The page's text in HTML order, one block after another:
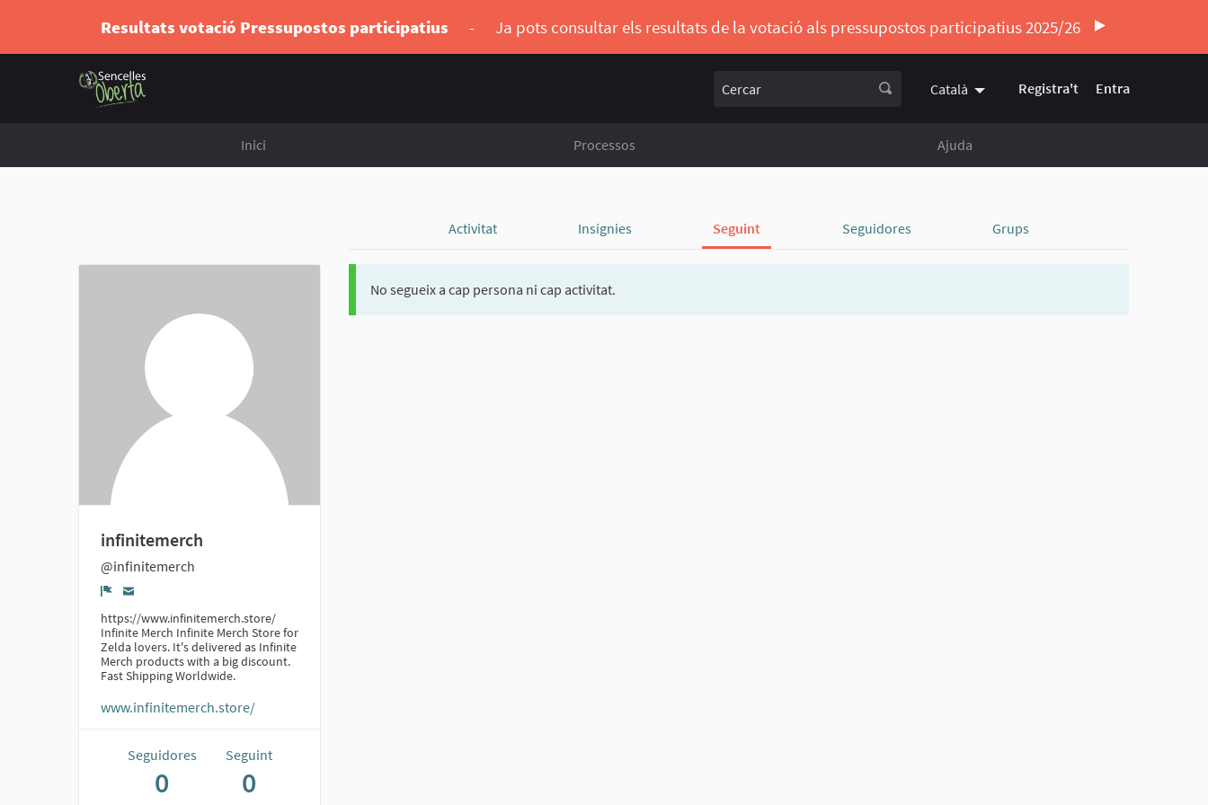
Resultats votació Pressupostos participatius - Ja pots consultar els resultats de la votació als pressupostos participatius 2025/26
Català Triar la llengua Elegir el idioma
Registra't Entra
Inici Processos Ajuda
Activitat Insígnies Seguint Seguidores Grups
infinitemerch
@infinitemerch
Denúncia
https://www.infinitemerch.store/
Infinite Merch Infinite Merch Store for
Zelda lovers. It's delivered as Infinite
Merch products with a big discount.
Fast Shipping Worldwide.
www.infinitemerch.store/
Seguidores
0
Seguint
0
No segueix a cap persona ni cap activitat.